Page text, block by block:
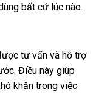
bất cứ lúc nào.
tư vấn và hỗ trợ
Điều này giúp
khăn trong việc